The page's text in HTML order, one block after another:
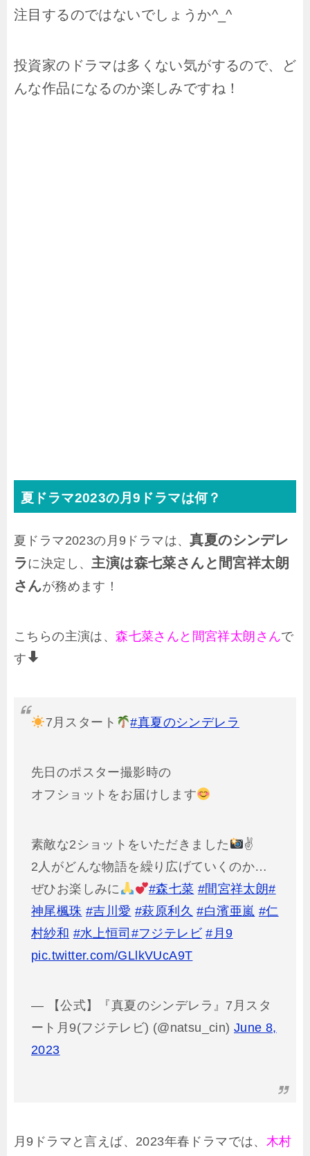
注目するのではないでしょうか^_^
投資家のドラマは多くない気がするので、ど
んな作品になるのか楽しみですね！
夏ドラマ2023の月9ドラマは何？
夏ドラマ2023の月9ドラマは、真夏のシンデレ
ラに決定し、 主演は森七菜さんと間宮祥太朗
さんが務めます！
こちらの主演は、森七菜さんと 間宮祥太朗さんで
す
7月スタート #真夏のシンデレラ
先日のポスター撮影時の
オフショットをお届けします
素敵な2ショットをいただきました
✌
2人がどんな物語を繰り広げていくのか…
ぜひお楽しみに
#森七菜 #間宮祥太朗#
神尾楓珠 #吉川愛 #萩原利久 #白濱亜嵐 #仁
村紗和 #水上恒司 #フジテレビ #月9
pic.twitter.com/GLlkVUcA9T
— 【公式】『真夏のシンデレラ』7月スタ
ート月9(フジテレビ) (@natsu_cin) June 8,
2023
月9ドラマと言えば、2023年春ドラマでは、 木村